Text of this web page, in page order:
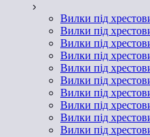
Вилки під
Вилки під
Вилки під
Вилки під
Вилки під
Вилки під
Вилки під
Вилки під
Вилки під
Вилки під